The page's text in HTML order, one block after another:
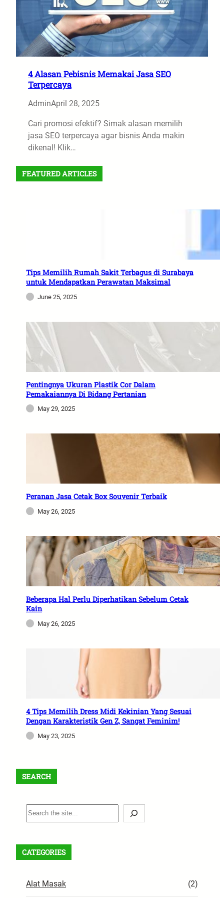
4 Alasan Pebisnis Memakai Jasa SEO
Terpercaya
AdminApril 28, 2025
Cari promosi efektif? Simak alasan memilih
jasa SEO terpercaya agar bisnis Anda makin
dikenal! Klik…
FEATURED ARTICLES
Tips Memilih Rumah Sakit Terbagus di Surabaya
untuk Mendapatkan Perawatan Maksimal
June 25, 2025
Pentingnya Ukuran Plastik Cor Dalam
Pemakaiannya Di Bidang Pertanian
May 29, 2025
Peranan Jasa Cetak Box Souvenir Terbaik
May 26, 2025
Beberapa Hal Perlu Diperhatikan Sebelum Cetak
Kain
May 26, 2025
4 Tips Memilih Dress Midi Kekinian Yang Sesuai
Dengan Karakteristik Gen Z, Sangat Feminim!
May 23, 2025
SEARCH
S
e
r
c
CATEGORIES
Alat Masak (2)